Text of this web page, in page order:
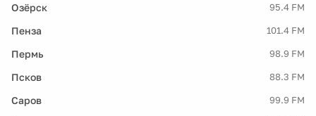
Озёрск 95.4 FM
Пенза 101.4 FM
Пермь 98.9 FM
Псков 88.3 FM
Саров 99.9 FM